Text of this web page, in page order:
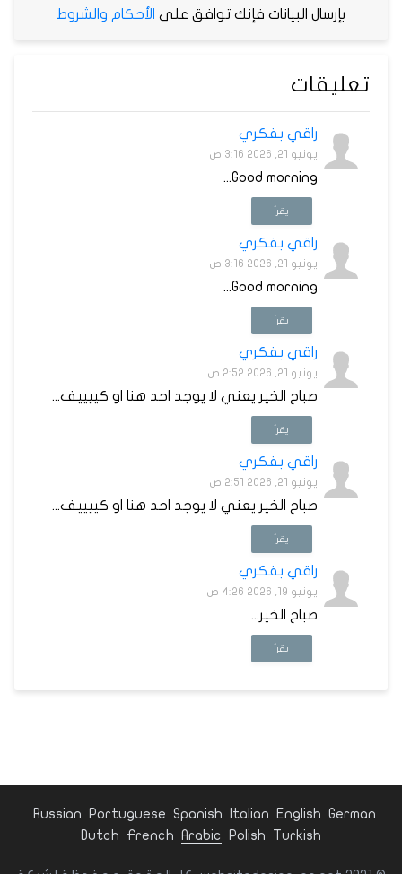
بإرسال البيانات فإنك توافق على الأحكام والشروط
تعليقات
راقي بفكري
يونيو 21, 2026 3:16 ص
Good morning...
يقرأ
راقي بفكري
يونيو 21, 2026 3:16 ص
Good morning...
يقرأ
راقي بفكري
يونيو 21, 2026 2:52 ص
صباح الخير يعني لا يوجد احد هنا او كييييف...
يقرأ
راقي بفكري
يونيو 21, 2026 2:51 ص
صباح الخير يعني لا يوجد احد هنا او كييييف...
يقرأ
راقي بفكري
يونيو 19, 2026 4:26 ص
صباح الخير...
يقرأ
German
English
Italian
Spanish
Portuguese
Russian
Turkish
Polish
Arabic
French
Dutch